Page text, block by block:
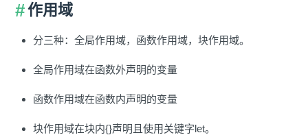
作用域
分三种：全局作用域，函数作用域，块作用域。
全局作用域在函数外声明的变量
函数作用域在函数内声明的变量
块作用域在块内{}声明且使用关键字let。